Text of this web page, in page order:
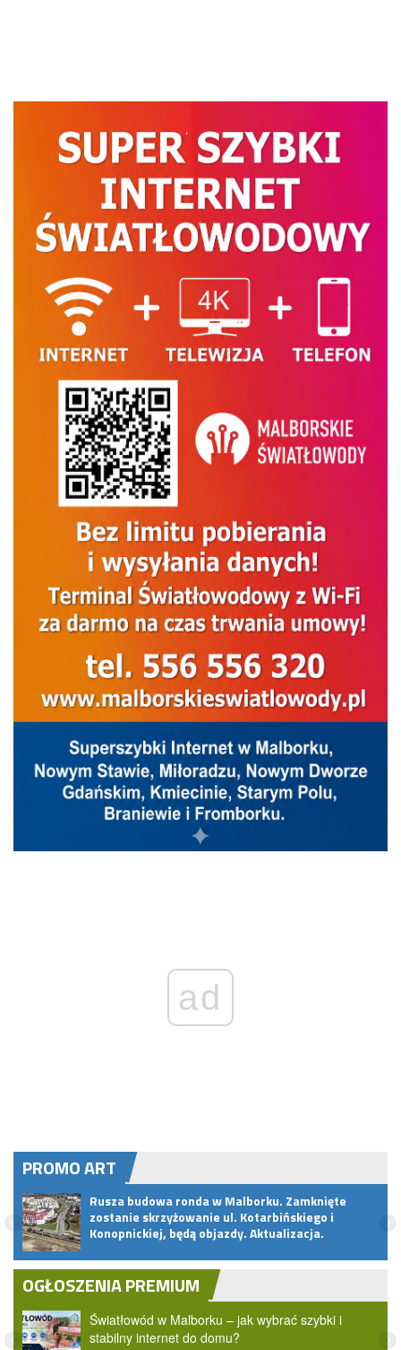
ad
PROMO ART
Rusza budowa ronda w Malborku. Zamknięte
zostanie skrzyżowanie ul. Kotarbińskiego i
Konopnickiej, będą objazdy. Aktualizacja.
OGŁOSZENIA PREMIUM
Światłowód w Malborku – jak wybrać szybki i
stabilny internet do domu?